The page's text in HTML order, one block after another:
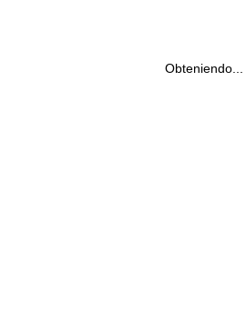
Obteniendo...